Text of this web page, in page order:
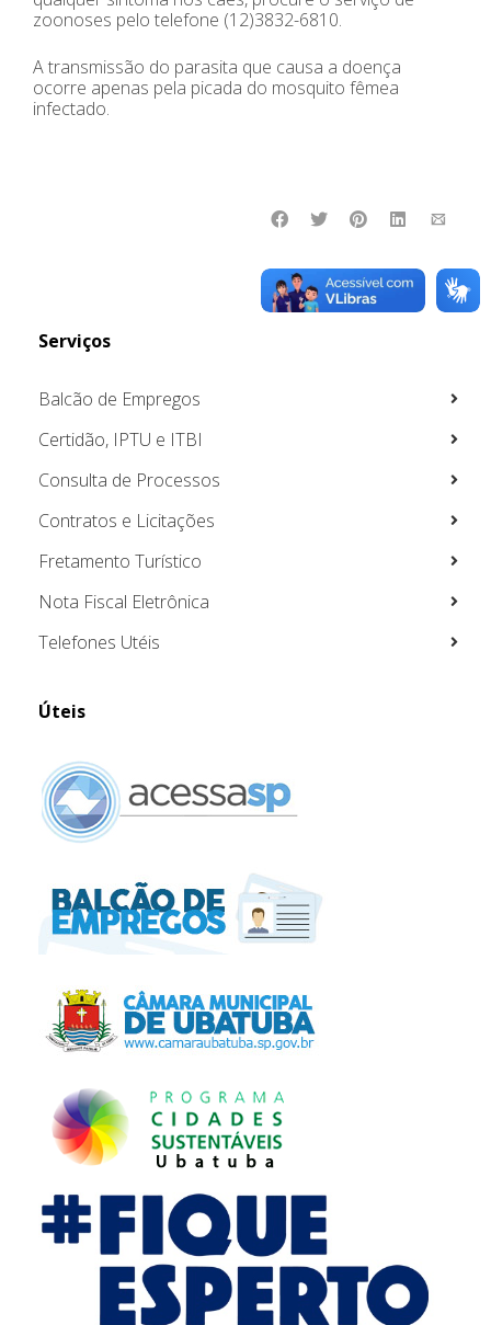
zoonoses pelo telefone (12)3832-6810.
A transmissão do parasita que causa a doença
ocorre apenas pela picada do mosquito fêmea
infectado.
Serviços
Balcão de Empregos
Certidão, IPTU e ITBI
Consulta de Processos
Contratos e Licitações
Fretamento Turístico
Nota Fiscal Eletrônica
Telefones Utéis
Úteis